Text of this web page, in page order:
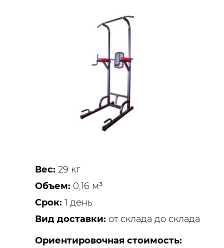
Вес: 29 кг
Объем: 0,16 м³
Срок: 1 день
Вид доставки: от склада до склада
Ориентировочная стоимость: